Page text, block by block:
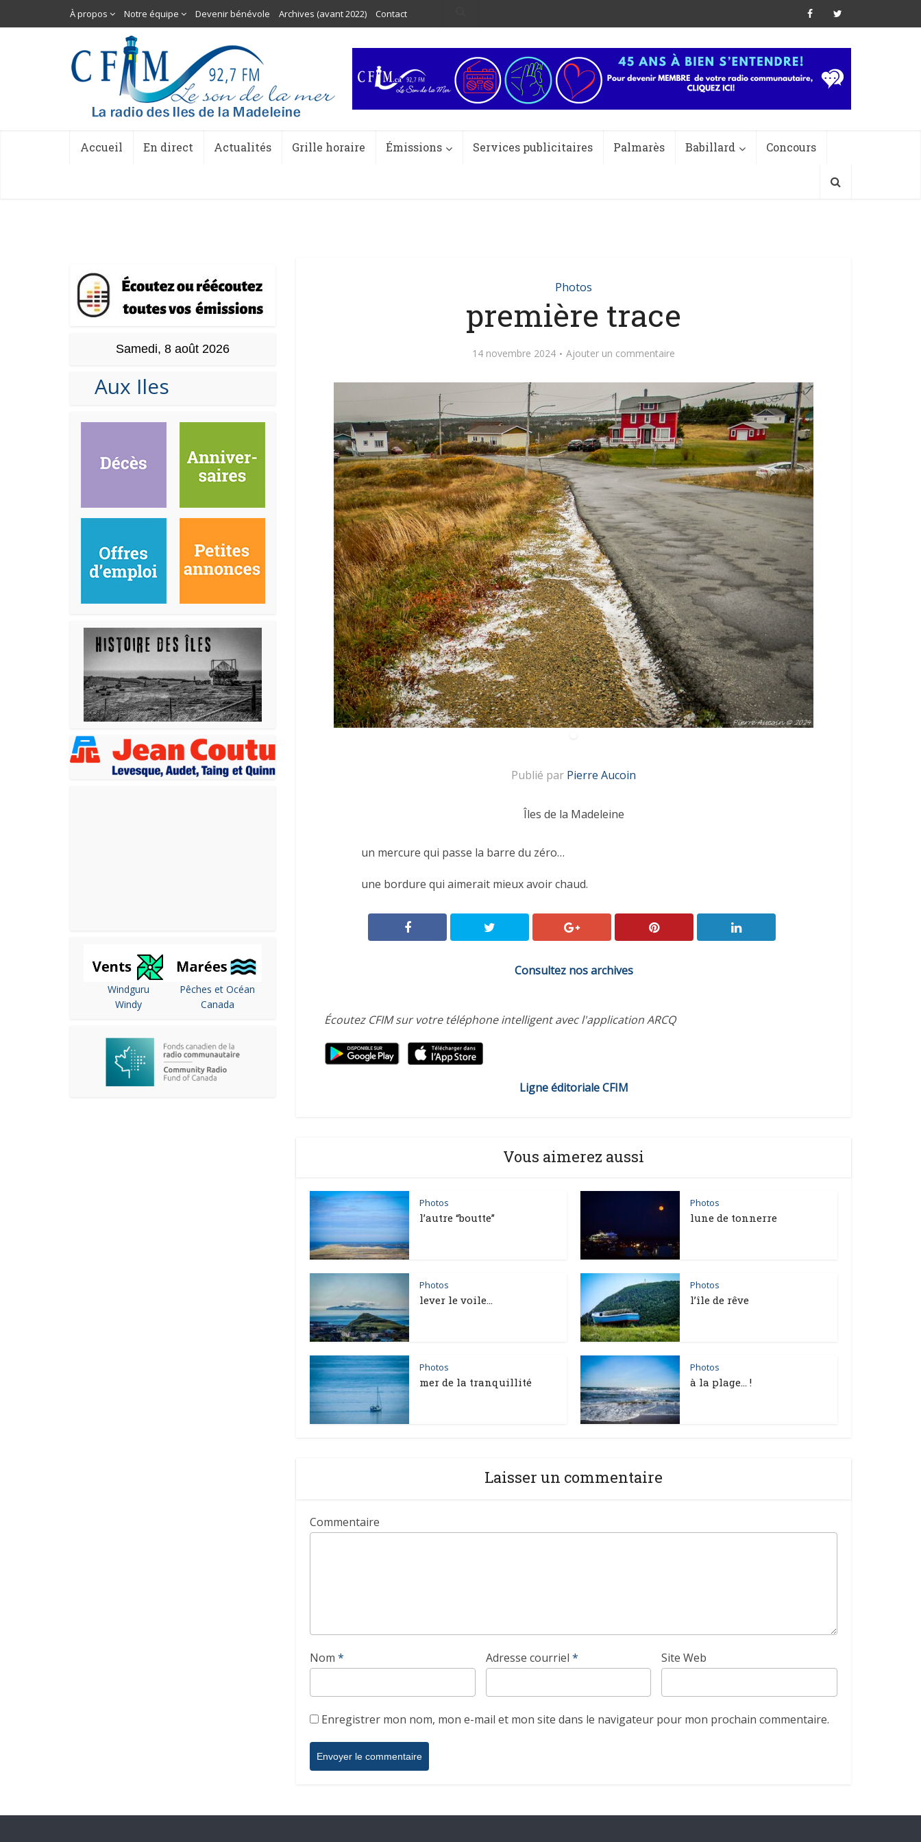
À propos Notre équipe Devenir bénévole Archives (avant 2022) Contact
Accueil En direct Actualités Grille horaire Émissions Services publicitaires Palmarès Babillard Concours
Samedi, 8 août 2026
Aux Iles
Windguru
Windy
Pêches et Océan
Canada
Photos
première trace
14 novembre 2024 Ajouter un commentaire
Publié par Pierre Aucoin
Îles de la Madeleine
un mercure qui passe la barre du zéro…
une bordure qui aimerait mieux avoir chaud.
Consultez nos archives
Écoutez CFIM sur votre téléphone intelligent avec l'application ARCQ
Ligne éditoriale CFIM
Vous aimerez aussi
Photos
l’autre “boutte”
Photos
lune de tonnerre
Photos
lever le voile…
Photos
l’île de rêve
Photos
mer de la tranquillité
Photos
à la plage… !
Laisser un commentaire
Commentaire
Nom * Adresse courriel * Site Web
Enregistrer mon nom, mon e-mail et mon site dans le navigateur pour mon prochain commentaire.